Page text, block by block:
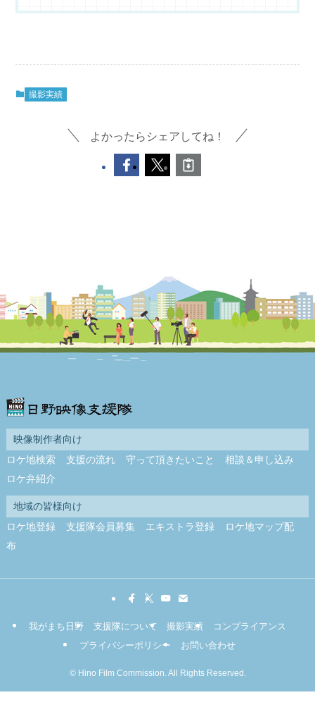
撮影実績
よかったらシェアしてね！
映像制作者向け
ロケ地検索
支援の流れ 守って頂きたいこと
相談＆申し込み
ロケ弁紹介
地域の皆様向け
ロケ地登録
支援隊会員募集 エキストラ登録
ロケ地マップ配
布
我がまち日野 支援隊について 撮影実績
コンプライアンス
プライバシーポリシー
お問い合わせ
©Hino Film Commission. All Rights Reserved.